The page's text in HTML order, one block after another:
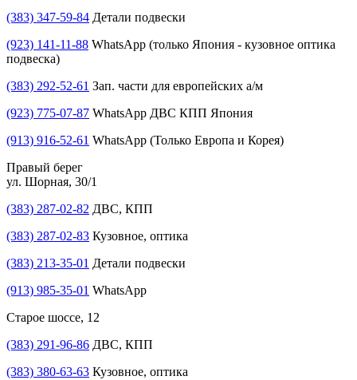
(383) 347-59-84 Детали подвески
(923) 141-11-88 WhatsApp (только Япония - кузовное оптика
подвеска)
(383) 292-52-61 Зап. части для европейских а/м
(923) 775-07-87 WhatsApp ДВС КПП Япония
(913) 916-52-61 WhatsApp (Только Европа и Корея)
Правый берег
ул. Шорная, 30/1
(383) 287-02-82 ДВС, КПП
(383) 287-02-83 Кузовное, оптика
(383) 213-35-01 Детали подвески
(913) 985-35-01 WhatsApp
Старое шоссе, 12
(383) 291-96-86 ДВС, КПП
(383) 380-63-63 Кузовное, оптика